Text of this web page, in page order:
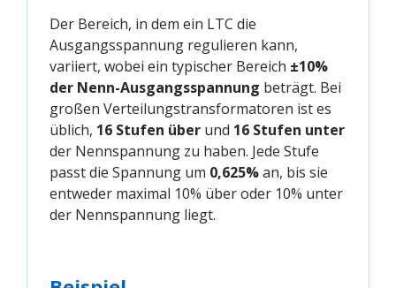
Der Bereich, in dem ein LTC die
Ausgangsspannung regulieren kann,
variiert, wobei ein typischer Bereich ±10%
der Nenn-Ausgangsspannung beträgt. Bei
großen Verteilungstransformatoren ist es
üblich, 16 Stufen über und 16 Stufen unter
der Nennspannung zu haben. Jede Stufe
passt die Spannung um 0,625%an, bis sie
entweder maximal 10% über oder 10% unter
der Nennspannung liegt.